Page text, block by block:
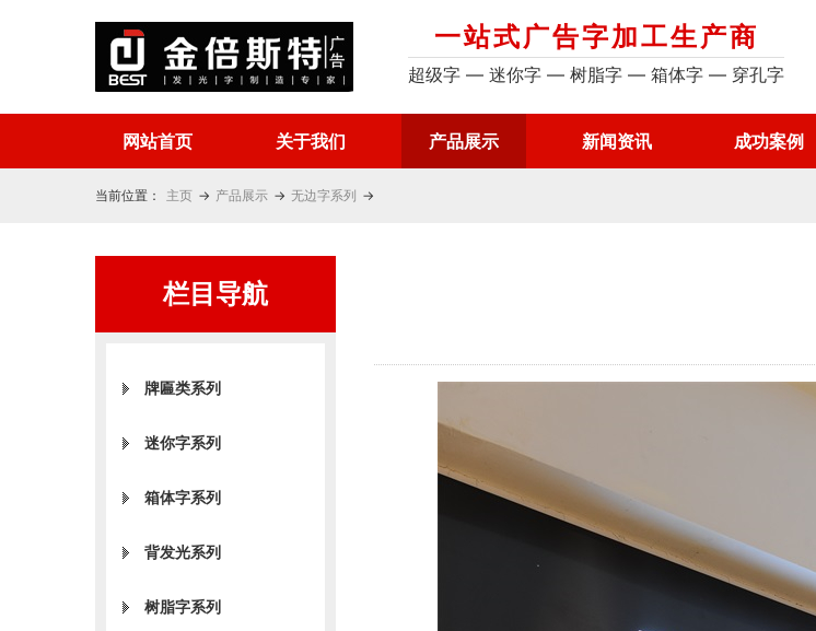
一站式广告字加工生产商
超级字 — 迷你字 — 树脂字 — 箱体字 — 穿孔字
网站首页 关于我们 产品展示 新闻资讯 成功案例
当前位置： 主页 → 产品展示 → 无边字系列 →
栏目导航
牌匾类系列
迷你字系列
箱体字系列
背发光系列
树脂字系列